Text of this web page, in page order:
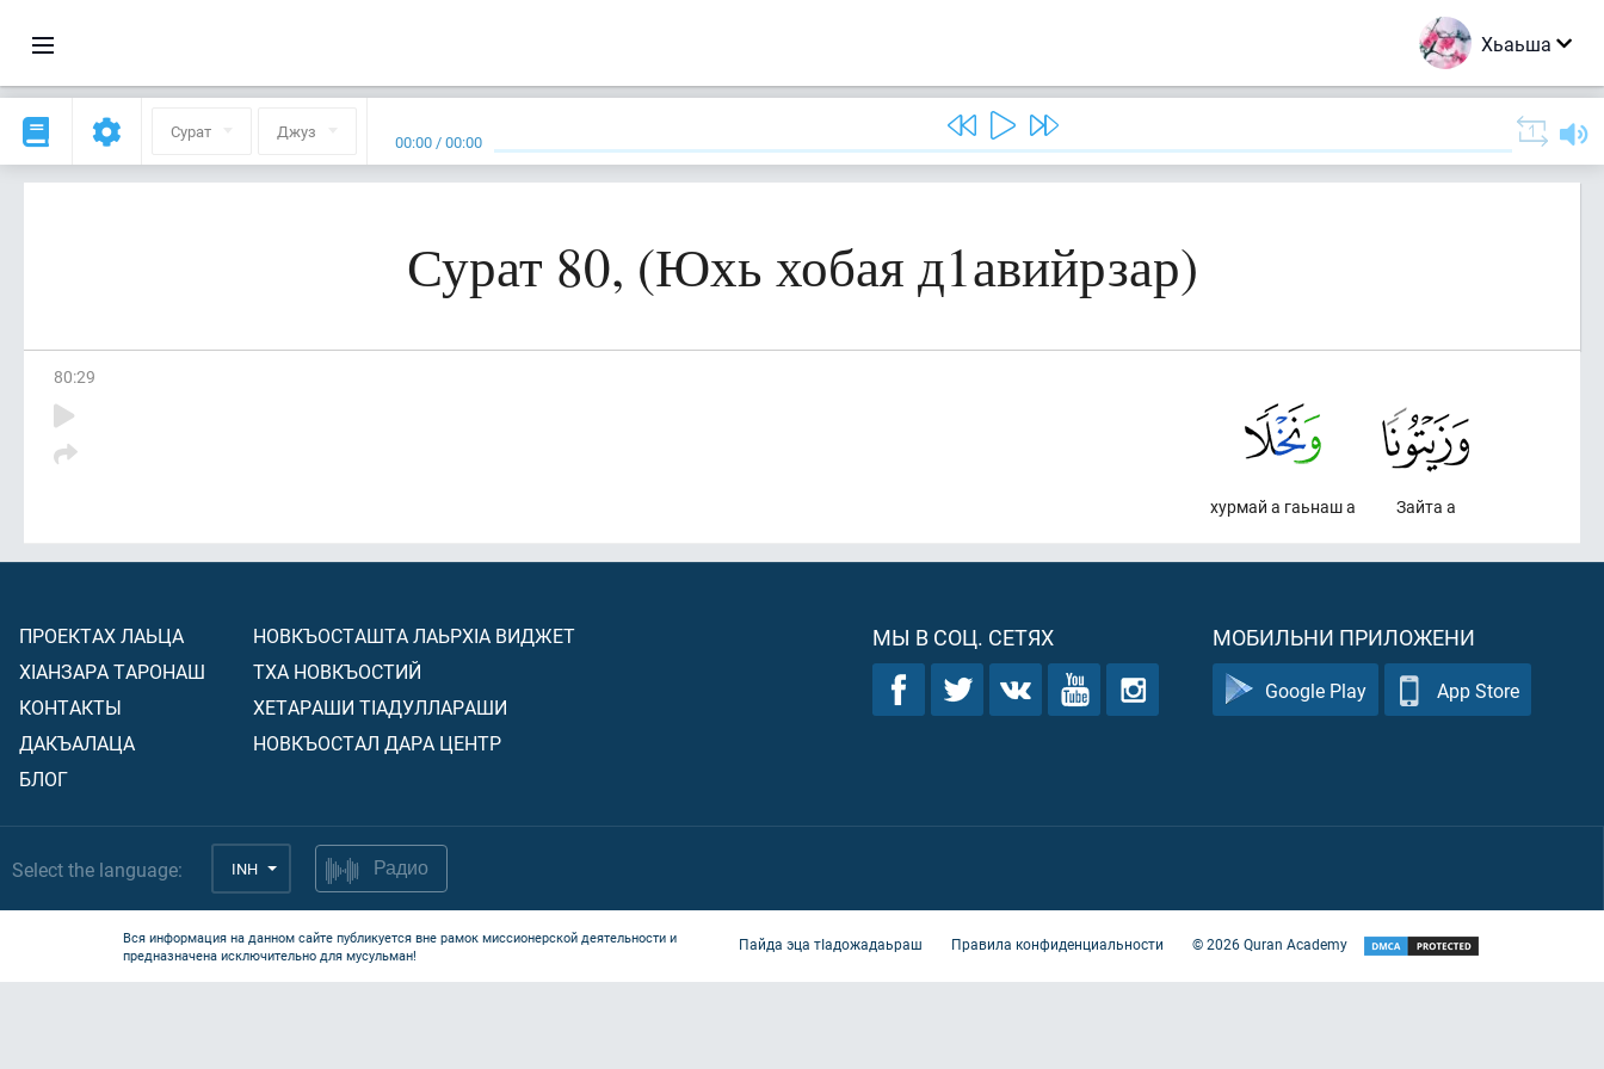
Хьаьша
Сурат Джуз 00:00 /00:00
Сурат 80, (Юхь хобая д1авийрзар)
80:29
Зайта а
хурмай а гаьнаш а
ПРОЕКТАХ ЛАЬЦА
ХIАНЗАРА ТАРОНАШ
КОНТАКТЫ
ДАКЪАЛАЦА
БЛОГ
НОВКЪОСТАШТА ЛАЬРХIА ВИДЖЕТ
ТХА НОВКЪОСТИЙ
ХЕТАРАШИ ТIАДУЛЛАРАШИ
НОВКЪОСТАЛ ДАРА ЦЕНТР
МЫ В СОЦ. СЕТЯХ МОБИЛЬНИ ПРИЛОЖЕНИ
Google Play App Store
Select the language: INH Радио
Вся информация на данном сайте публикуется вне рамок миссионерской деятельности и
предназначена исключительно для мусульман!
Пайда эца тIадожадаьраш Правила конфиденциальности ©2026Quran Academy